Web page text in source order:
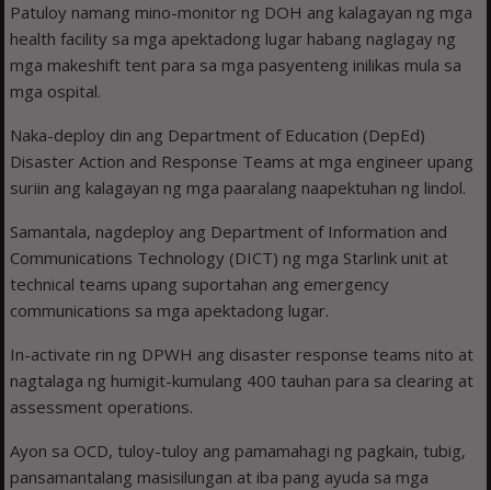
Patuloy namang mino-monitor ng DOH ang kalagayan ng mga
health facility sa mga apektadong lugar habang naglagay ng
mga makeshift tent para sa mga pasyenteng inilikas mula sa
mga ospital.
Naka-deploy din ang Department of Education (DepEd)
Disaster Action and Response Teams at mga engineer upang
suriin ang kalagayan ng mga paaralang naapektuhan ng lindol.
Samantala, nagdeploy ang Department of Information and
Communications Technology (DICT) ng mga Starlink unit at
technical teams upang suportahan ang emergency
communications sa mga apektadong lugar.
In-activate rin ng DPWH ang disaster response teams nito at
nagtalaga ng humigit-kumulang 400 tauhan para sa clearing at
assessment operations.
Ayon sa OCD, tuloy-tuloy ang pamamahagi ng pagkain, tubig,
pansamantalang masisilungan at iba pang ayuda sa mga